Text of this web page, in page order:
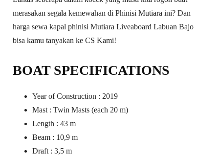
merasakan segala kemewahan di Phinisi Mutiara ini? Dan
harga sewa kapal phinisi Mutiara Liveaboard Labuan Bajo
bisa kamu tanyakan ke CS Kami!
BOAT SPECIFICATIONS
Year of Construction : 2019
Mast : Twin Masts (each 20 m)
Length : 43 m
Beam : 10,9 m
Draft : 3,5 m